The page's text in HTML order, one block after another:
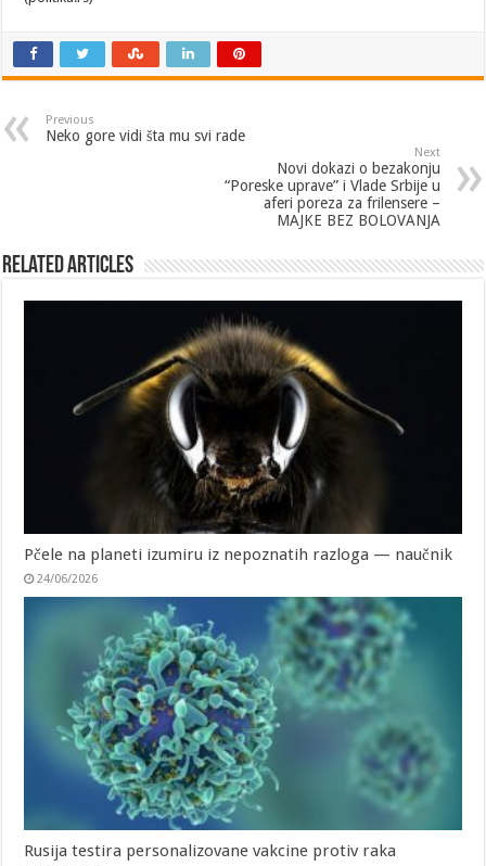
Previous
Neko gore vidi šta mu svi rade
Next
Novi dokazi o bezakonju
“Poreske uprave” i Vlade Srbije u
aferi poreza za frilensere –
MAJKE BEZ BOLOVANJA
Related Articles
Pčele na planeti izumiru iz nepoznatih razloga — naučnik
24/06/2026
Rusija testira personalizovane vakcine protiv raka